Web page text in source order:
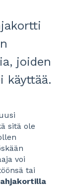
joiden
käyttää.
sitä ole
voi
tai